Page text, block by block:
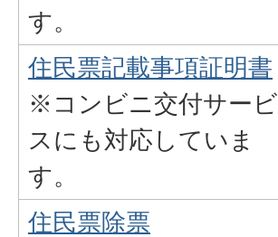
す。
住民票記載事項証明書
※コンビニ交付サービ
スにも対応していま
す。
住民票除票